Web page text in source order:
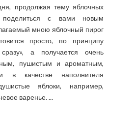
продолжая тему яблочных
поделиться с вами новым
мною яблочный пирог
просто, по принципу
а получается очень
пушистым и ароматным,
в качестве наполнителя
яблоки, например,
варенье. ...